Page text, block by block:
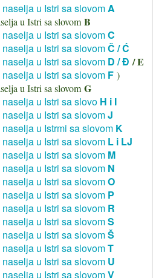
u Istri sa slovom A
u Istri sa slovom B
u Istri sa slovomC
u Istri sa slovomČ / Ć
u Istri sa slovom D / Đ / E
u Istri sa slovom F )
u Istri sa slovom G
u Istri sa slovo H i I
u Istri sa slovomJ
u Istrmi sa slovom K
u Istri sa slovom L i LJ
u Istri sa slovom M
u Istri sa slovom N
u Istri sa slovomO
u Istri sa slovom P
u Istri sa slovom R
u Istri sa slovomS
u Istri sa slovomŠ
u Istri sa slovomT
u Istri sa slovom U
u Istri sa slovomV